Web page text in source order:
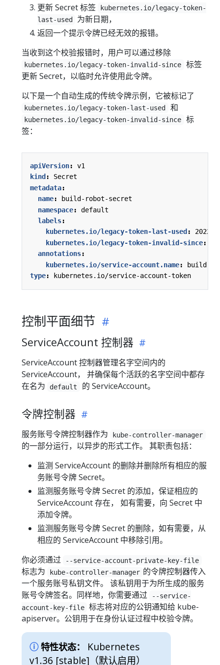
更新 Secret 标签
kubernetes.io/legacy-token-
last-used
为新日期，
返回一个提示令牌已经无效的报错。
当收到这个校验报错时，用户可以通过移除
kubernetes.io/legacy-token-invalid-since
标签
更新 Secret，以临时允许使用此令牌。
以下是一个自动生成的传统令牌示例，它被标记了
kubernetes.io/legacy-token-last-used 和
kubernetes.io/legacy-token-invalid-since
标
签：
apiVersion:
v1
kind :
Secret
metadata:
name:
build-robot-secret
namespace:
default
labels:
kubernetes.io/legacy-token-last-used :
2022-
kubernetes.io/legacy-token-invalid-since:
annotations:
kubernetes.io/service-account.name:
build-
type: kubernetes.io/service-account-token
控制平面细节
ServiceAccount 控制器
ServiceAccount 控制器管理名字空间内的
ServiceAccount， 并确保每个活跃的名字空间中都存
在名为
default 的 ServiceAccount。
令牌控制器
服务账号令牌控制器作为 kube-controller-manager
的一部分运行，以异步的形式工作。 其职责包括：
监测 ServiceAccount 的删除并删除所有相应的服
务账号令牌 Secret。
监测服务账号令牌 Secret 的添加，保证相应的
ServiceAccount 存在， 如有需要，向 Secret 中
添加令牌。
监测服务账号令牌 Secret 的删除，如有需要，从
相应的 ServiceAccount 中移除引用。
你必须通过
--service-account-private-key-file
标志为 kube-controller-manager 的令牌控制器传入
一个服务账号私钥文件。 该私钥用于为所生成的服务
账号令牌签名。同样地，你需要通过
--service-
account-key-file 标志将对应的公钥通知给 kube-
apiserver。公钥用于在身份认证过程中校验令牌。
特性状态：
Kubernetes
v1.36 [stable] （默认启用）